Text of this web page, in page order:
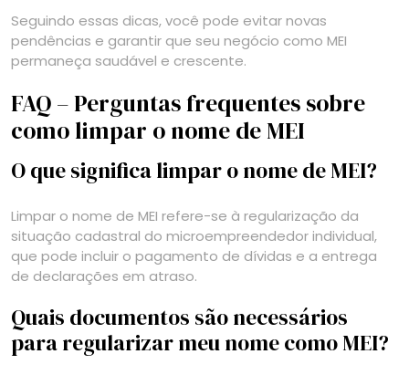
Seguindo essas dicas, você pode evitar novas
pendências e garantir que seu negócio como MEI
permaneça saudável e crescente.
FAQ – Perguntas frequentes sobre
como limpar o nome de MEI
O que significa limpar o nome de MEI?
Limpar o nome de MEI refere-se à regularização da
situação cadastral do microempreendedor individual,
que pode incluir o pagamento de dívidas e a entrega
de declarações em atraso.
Quais documentos são necessários
para regularizar meu nome como MEI?